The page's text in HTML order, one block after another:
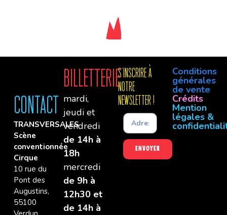
Contact
TRANSVERSALES
Scène
conventionnée
Cirque
10 rue du
Pont des
Augustins,
55100
Billetterie
mardi,
jeudi et
vendredi
de 14h à
18h
mercredi
de 9h à
12h30 et
de 14h à
S'INSCRIre à
notre
newsletter !
Envoyer
Conditions
générales
de vente
Crédits
Mention
légales &